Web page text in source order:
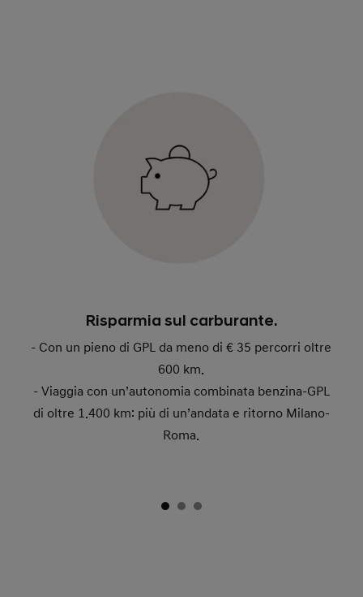
Risparmia sul carburante.
- Con un pieno di GPL da meno di € 35 percorri oltre
600 km.
- Viaggia con un’autonomia combinata benzina-GPL
di oltre 1.400 km: più di un’andata e ritorno Milano-
Roma.